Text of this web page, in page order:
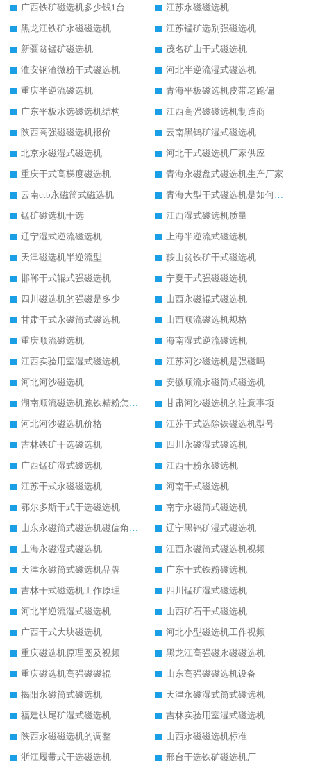
广西铁矿磁选机多少钱1台
江苏永磁磁选机
黑龙江铁矿永磁磁选机
江苏锰矿选别强磁选机
新疆贫锰矿磁选机
茂名矿山干式磁选机
淮安钢渣微粉干式磁选机
河北半逆流湿式磁选机
重庆半逆流磁选机
青海平板磁选机皮带老跑偏
广东平板水选磁选机结构
江西高强磁磁选机制造商
陕西高强磁磁选机报价
云南黑钨矿湿式磁选机
北京永磁湿式磁选机
河北干式磁选机厂家供应
重庆干式高梯度磁选机
青海永磁盘式磁选机生产厂家
云南ctb永磁筒式磁选机
青海大型干式磁选机是如何选矿的
锰矿磁选机干选
江西湿式磁选机质量
辽宁湿式逆流磁选机
上海半逆流式磁选机
天津磁选机半逆流型
鞍山贫铁矿干式磁选机
邯郸干式辊式强磁选机
宁夏干式强磁磁选机
四川磁选机的强磁是多少
山西永磁辊式磁选机
甘肃干式永磁筒式磁选机
山西顺流磁选机规格
重庆顺流磁选机
海南湿式逆流磁选机
江西实验用室湿式磁选机
江苏河沙磁选机是强磁吗
河北河沙磁选机
安徽顺流永磁筒式磁选机
湖南顺流磁选机跑铁精粉怎么处理
甘肃河沙磁选机的注意事项
河北河沙磁选机价格
江苏干式选除铁磁选机型号
吉林铁矿干选磁选机
四川永磁湿式磁选机
广西锰矿湿式磁选机
江西干粉永磁选机
江苏干式永磁磁选机
河南干式磁选机
鄂尔多斯干式干选磁选机
南宁永磁筒式磁选机
山东永磁筒式磁选机磁偏角怎么调整
辽宁黑钨矿湿式磁选机
上海永磁湿式磁选机
江西永磁筒式磁选机视频
天津永磁筒式磁选机品牌
广东干式铁粉磁选机
吉林干式磁选机工作原理
四川锰矿湿式磁选机
河北半逆流湿式磁选机
山西矿石干式磁选机
广西干式大块磁选机
河北小型磁选机工作视频
重庆磁选机原理图及视频
黑龙江高强磁永磁磁选机
重庆磁选机高强磁磁辊
山东高强磁磁选机设备
揭阳永磁筒式磁选机
天津永磁湿式筒式磁选机
福建钛尾矿湿式磁选机
吉林实验用室湿式磁选机
陕西永磁磁选机的调整
山西永磁磁选机标准
浙江履带式干选磁选机
邢台干选铁矿磁选机厂